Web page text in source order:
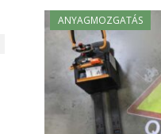
ANYAGMOZGATÁS